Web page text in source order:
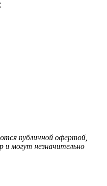
публичной офертой,
могут незначительно